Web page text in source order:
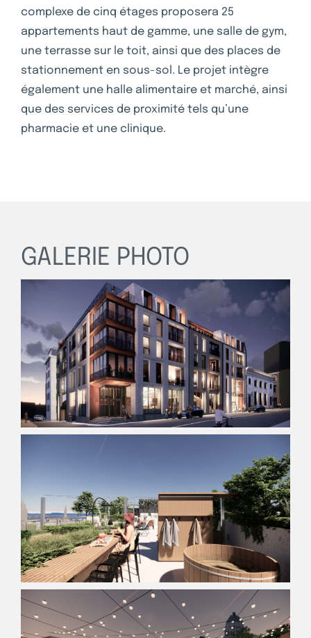
complexe de cinq étages proposera 25
appartements haut de gamme, une salle de gym,
une terrasse sur le toit, ainsi que des places de
stationnement en sous-sol. Le projet intègre
également une halle alimentaire et marché, ainsi
que des services de proximité tels qu’une
pharmacie et une clinique.
GALERIE PHOTO